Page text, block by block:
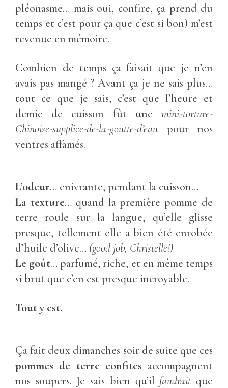
pléonasme… mais oui, confire, ça prend du
temps et c’est pour ça que c’est si bon) m’est
revenue en mémoire.
Combien de temps ça faisait que je n’en
avais pas mangé ? Avant ça je ne sais plus…
tout ce que je sais, c’est que l’heure et
demie de cuisson fût une mini-torture-
Chinoise-supplice-de-la-goutte-d’eau pour nos
ventres affamés.
L’odeur… enivrante, pendant la cuisson…
La texture… quand la première pomme de
terre roule sur la langue, qu’elle glisse
presque, tellement elle a bien été enrobée
d’huile d’olive… (good job, Christelle!)
Le goût… parfumé, riche, et en même temps
si brut que c’en est presque incroyable.
Tout y est.
Ça fait deux dimanches soir de suite que ces
pommes de terre confites accompagnent
nos soupers. Je sais bien qu’il faudraitque